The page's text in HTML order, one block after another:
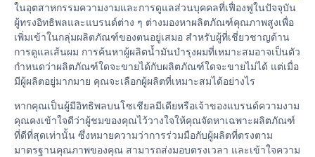
ในอุตสาหกรรมความงามและการดูแลส่วนบุคคลที่เฟื่องฟูในปัจจุบัน
ผู้ทรงอิทธิพลและแบรนด์ต่าง ๆ ต่างมองหาผลิตภัณฑ์คุณภาพสูงเพื่อ
เพิ่มเข้าในกลุ่มผลิตภัณฑ์ของตนอยู่เสมอ สำหรับผู้ที่เชี่ยวชาญด้าน
การดูแลเส้นผม การค้นหาผู้ผลิตน้ำมันบำรุงผมที่เหมาะสมอาจเป็นตัว
กำหนดว่าผลิตภัณฑ์ใดจะขายได้กับผลิตภัณฑ์ใดจะขายไม่ได้ แต่เมื่อ
มีผู้ผลิตอยู่มากมาย คุณจะเลือกผู้ผลิตที่เหมาะสมได้อย่างไร
หากคุณเป็นผู้มีอิทธิพลบนโซเชียลมีเดียหรือเจ้าของแบรนด์ความงาม
คุณคงเข้าใจดีว่าผู้ชมของคุณไว้วางใจให้คุณจัดหาเฉพาะผลิตภัณฑ์
ที่ดีที่สุดเท่านั้น ซึ่งหมายความว่าการร่วมมือกับผู้ผลิตที่ตรงตาม
มาตรฐานคุณภาพของคุณ สามารถส่งมอบตรงเวลา และเข้าใจความ